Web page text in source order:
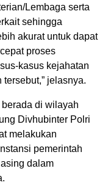
Lembaga serta
sehingga
akurat untuk dapat
proses
kasus kejahatan
jelasnya.
di wilayah
Divhubinter Polri
melakukan
pemerintah
dalam